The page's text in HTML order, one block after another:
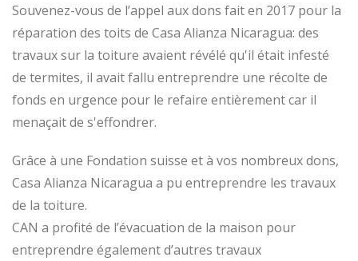
Souvenez-vous de l’appel aux dons fait en 2017 pour la
réparation des toits de Casa Alianza Nicaragua: des
travaux sur la toiture avaient révélé qu'il était infesté
de termites, il avait fallu entreprendre une récolte de
fonds en urgence pour le refaire entièrement car il
menaçait de s'effondrer.
Grâce à une Fondation suisse et à vos nombreux dons,
Casa Alianza Nicaragua a pu entreprendre les travaux
de la toiture.
CAN a profité de l’évacuation de la maison pour
entreprendre également d’autres travaux